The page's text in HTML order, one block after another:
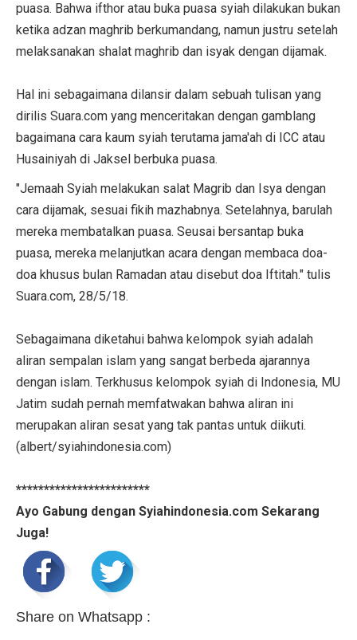
puasa. Bahwa ifthor atau buka puasa syiah dilakukan bukan
ketika adzan maghrib berkumandang, namun justru setelah
melaksanakan shalat maghrib dan isyak dengan dijamak.
Hal ini sebagaimana dilansir dalam sebuah tulisan yang
dirilis Suara.com yang menceritakan dengan gamblang
bagaimana cara kaum syiah terutama jama'ah di ICC atau
Husainiyah di Jaksel berbuka puasa.
"Jemaah Syiah melakukan salat Magrib dan Isya dengan
cara dijamak, sesuai fikih mazhabnya. Setelahnya, barulah
mereka membatalkan puasa. Seusai bersantap buka
puasa, mereka melanjutkan acara dengan membaca doa-
doa khusus bulan Ramadan atau disebut doa Iftitah." tulis
Suara.com, 28/5/18.
Sebagaimana diketahui bahwa kelompok syiah adalah
aliran sempalan islam yang sangat berbeda ajarannya
dengan islam. Terkhusus kelompok syiah di Indonesia, MU
Jatim sudah pernah memfatwakan bahwa aliran ini
merupakan aliran sesat yang tak pantas untuk diikuti.
(albert/syiahindonesia.com)
************************
Ayo Gabung dengan Syiahindonesia.com Sekarang
Juga!
Share on Whatsapp :